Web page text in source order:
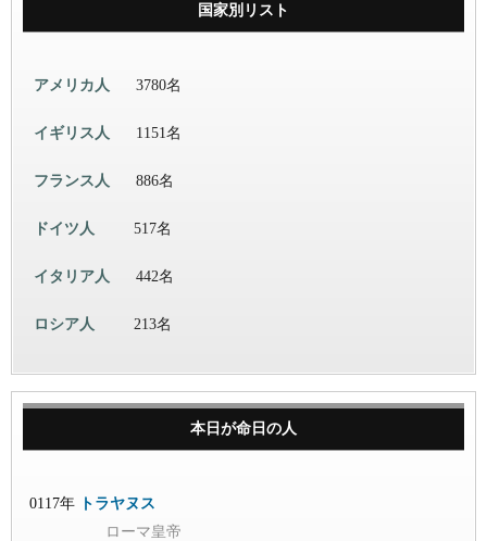
国家別リスト
アメリカ人 3780名
イギリス人 1151名
フランス人 886名
ドイツ人 517名
イタリア人 442名
ロシア人 213名
本日が命日の人
0117年 トラヤヌス
ローマ皇帝